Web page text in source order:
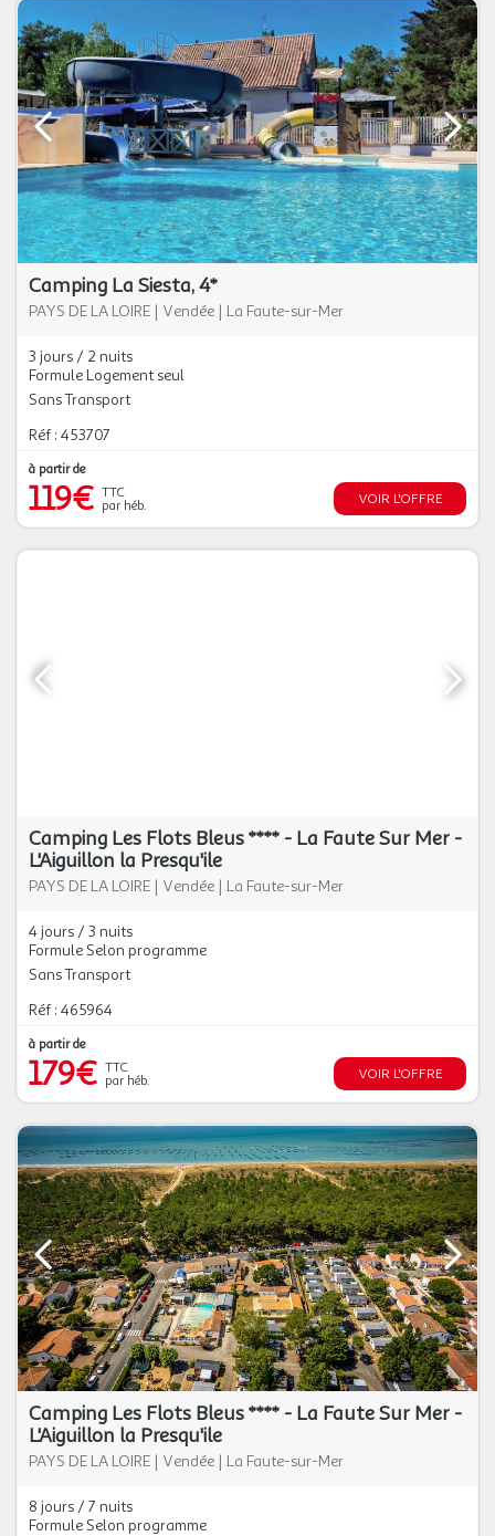
Camping La Siesta, 4*
PAYS DE LA LOIRE | Vendée | La Faute-sur-Mer
3 jours / 2 nuits
Formule Logement seul
Sans Transport
Réf : 453707
à partir de
119€ TTC
par héb.
VOIR L'OFFRE
Camping Les Flots Bleus **** - La Faute Sur Mer -
L'Aiguillon la Presqu'ile
PAYS DE LA LOIRE | Vendée | La Faute-sur-Mer
4 jours / 3 nuits
Formule Selon programme
Sans Transport
Réf : 465964
à partir de
179€ TTC
par héb.
VOIR L'OFFRE
Camping Les Flots Bleus **** - La Faute Sur Mer -
L'Aiguillon la Presqu'ile
PAYS DE LA LOIRE | Vendée | La Faute-sur-Mer
8 jours / 7 nuits
Formule Selon programme